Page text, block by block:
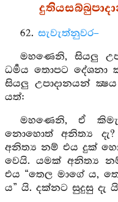
62. සැවැත්නුවර–
මහණෙනි, සියලු
ධර්‍මය තොපට
සියලු උපාදානයන්
යත්:
මහණෙනි, ඒ
නොහොත් අනිත්‍ය
අනිත්‍ය නම් එය දුක්
වෙයි. යමක් අනිත්‍ය
එය “තෙල මාගේ ය,
ය” යි. දක්නට සුදුසු